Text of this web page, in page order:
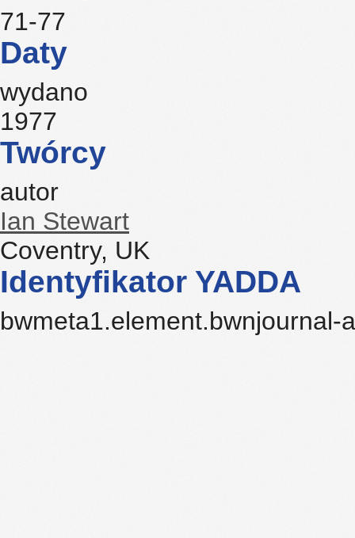
71-77
Daty
wydano
1977
Twórcy
autor
Ian Stewart
Coventry, UK
Identyfikator YADDA
bwmeta1.element.bwnjournal-